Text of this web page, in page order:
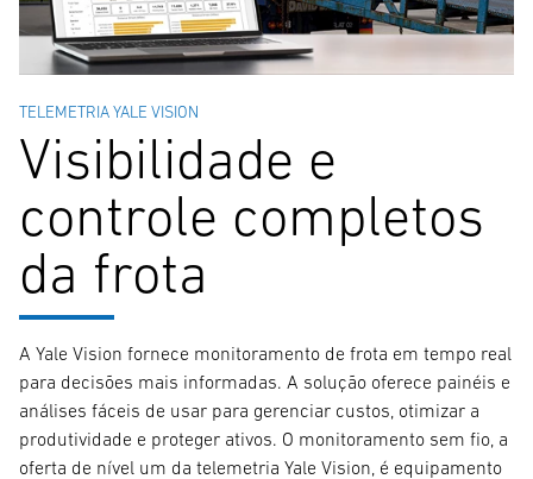
TELEMETRIA YALE VISION
Visibilidade e
controle completos
da frota
A Yale Vision fornece monitoramento de frota em tempo real
para decisões mais informadas. A solução oferece painéis e
análises fáceis de usar para gerenciar custos, otimizar a
produtividade e proteger ativos. O monitoramento sem fio, a
oferta de nível um da telemetria Yale Vision, é equipamento